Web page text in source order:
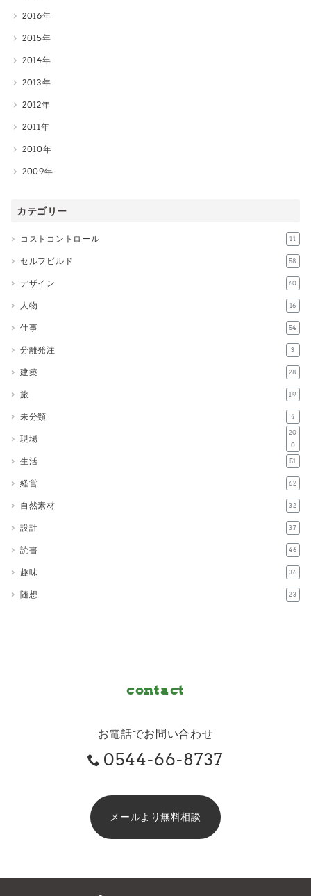
2016
2015
2014
2013
2012
2011
2010
2009
カテゴリー
コストコントロール 11
セルフビルド 58
デザイン 60
人物 16
仕事 54
分離発注 3
建築 28
旅 19
未分類 4
現場
20
0
生活 51
経営 62
自然素材 32
設計 37
読書 46
趣味 36
随想 23
contact
お電話でお問い合わせ
0544-66-8737
メールより無料相談